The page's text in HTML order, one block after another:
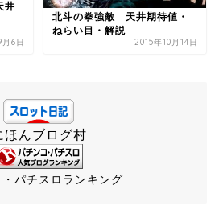
井
6日
北斗の拳強敵 天井期待値・
ねらい目・解説
2015年10月14日
ほんブログ村
パチスロランキング